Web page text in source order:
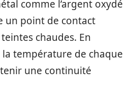
comme l’argent oxydé
un point de contact
chaudes. En
température de chaque
une continuité